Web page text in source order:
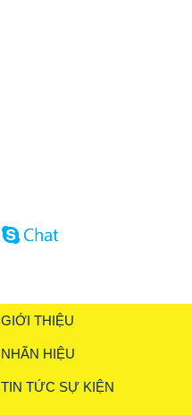
GIỚI THIỆU
NHÃN HIỆU
TIN TỨC SỰ KIỆN